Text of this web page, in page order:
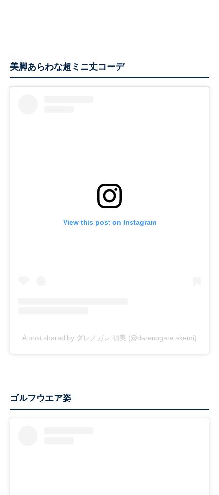
美脚あらわな超ミニ丈コーデ
View this post on Instagram
A post shared by ダレノガレ 明美 (@darenogare.akemi)
ゴルフウエア姿